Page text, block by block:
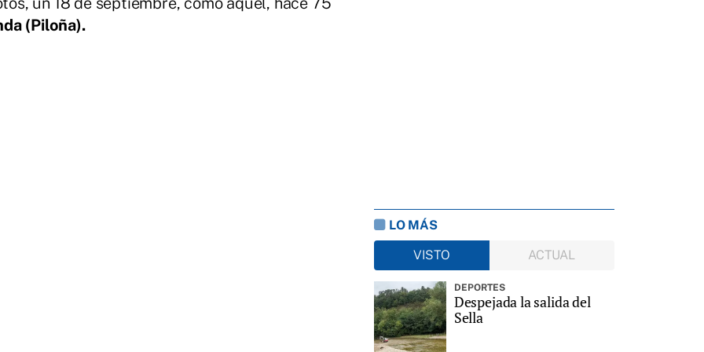
(Piloña).
LO MÁS
VISTO
ACTUAL
DEPORTES
Despejada la salida del
Sella